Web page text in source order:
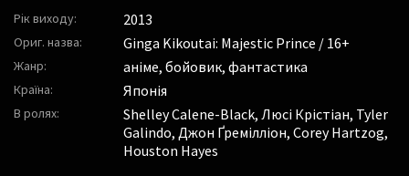
Рік виходу: 2013
Ориг. назва: Ginga Kikoutai: Majestic Prince / 16+
Жанр: аніме, бойовик, фантастика
Країна: Японія
В ролях: Shelley Calene-Black, Люсі Крістіан, Tyler
Galindo, Джон Ґремілліон, Corey Hartzog,
Houston Hayes